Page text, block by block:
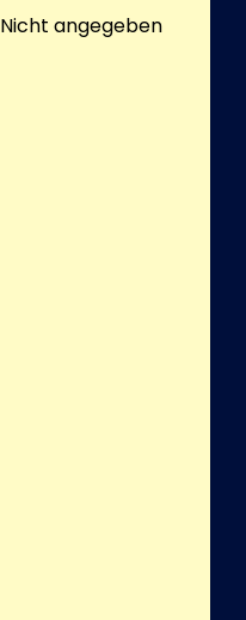
Nicht angegeben